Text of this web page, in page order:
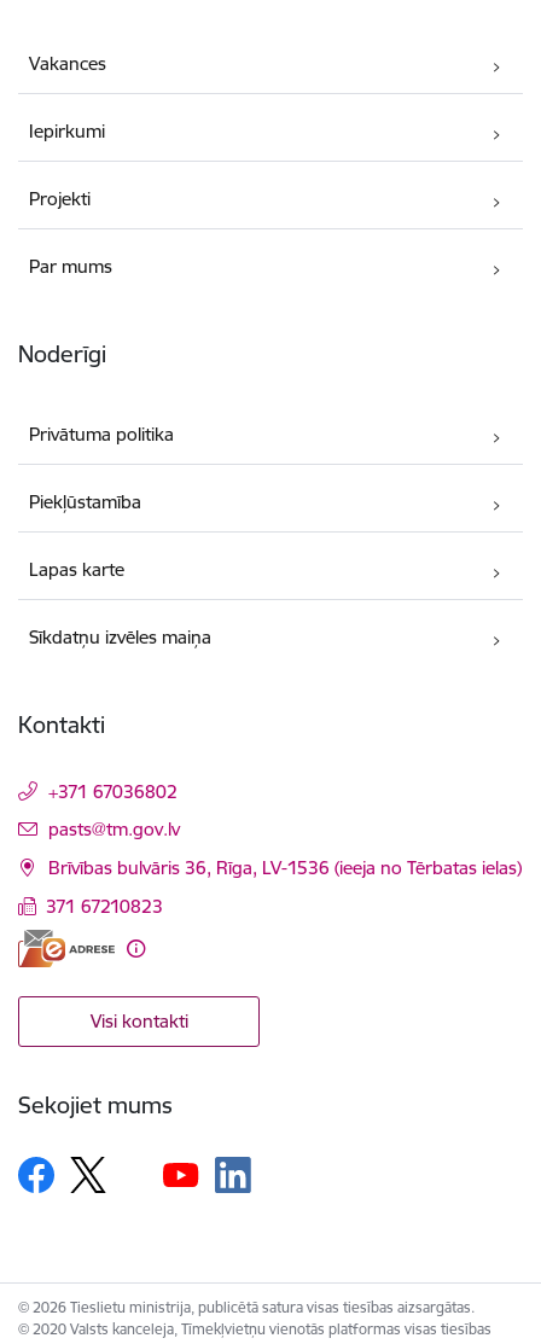
Vakances
Iepirkumi
Projekti
Par mums
Noderīgi
Privātuma politika
Piekļūstamība
Lapas karte
Sīkdatņu izvēles maiņa
Kontakti
+371 67036802
E-pasts:
pasts@tm.gov.lv
Brīvības bulvāris 36, Rīga, LV-1536 (ieeja no Tērbatas ielas)
371 67210823
Visi kontakti
Sekojiet mums
© 2026 Tieslietu ministrija, publicētā satura visas tiesības aizsargātas.
© 2020 Valsts kanceleja, Tīmekļvietņu vienotās platformas visas tiesības